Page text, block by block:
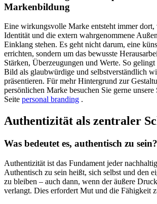
Markenbildung
Eine wirkungsvolle Marke entsteht immer dort,
Identität und die extern wahrgenommene
Einklang stehen. Es geht nicht darum, eine
errichten, sondern um das bewusste
Stärken, Überzeugungen und Werte. So gelingt
Bild als glaubwürdige und selbstverständlich
präsentieren. Für mehr Hintergrund zur
persönlichen Marke besuchen Sie gerne unsere
Seite personal branding .
Authentizität als zentraler
Was bedeutet es, authentisch zu sein?
Authentizität ist das Fundament jeder
Authentisch zu sein heißt, sich selbst und den
zu bleiben – auch dann, wenn der äußere
verlangt. Dies erfordert Mut und die Fähigkeit